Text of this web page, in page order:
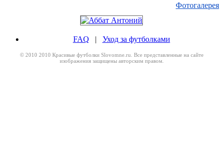
Фотогалерея
FAQ | Уход за футболками
© 2010 2010 Красивые футболки Slovomne.ru. Все представленные на сайте
изображения защищены авторским правом.